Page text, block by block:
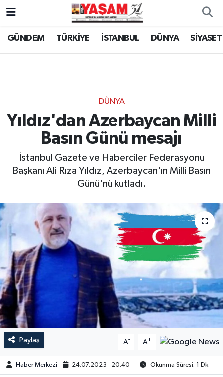
GÜNDEM TÜRKİYE İSTANBUL DÜNYA SİYASET
DÜNYA
Yıldız'dan Azerbaycan Milli
Basın Günü mesajı
İstanbul Gazete ve Haberciler Federasyonu
Başkanı Ali Rıza Yıldız, Azerbaycan'ın Milli Basın
Günü'nü kutladı.
Paylaş A- A+
Haber Merkezi 24.07.2023 - 20:40 Okunma Süresi: 1 Dk